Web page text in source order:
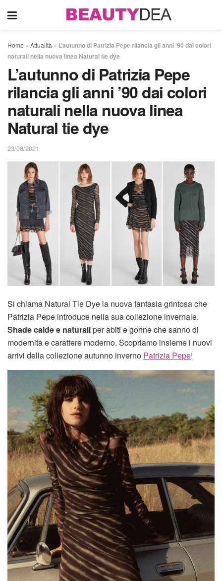
Home » Attualità » L’autunno di Patrizia Pepe rilancia gli anni ’90 dai colori
naturali nella nuova linea Natural tie dye
L’autunno di Patrizia Pepe
rilancia gli anni ’90 dai colori
naturali nella nuova linea
Natural tie dye
23/08/2021
Si chiama Natural Tie Dye la nuova fantasia grintosa che
Patrizia Pepe introduce nella sua collezione invernale.
Shade calde e naturaliper abiti e gonne che sanno di
modernità e carattere moderno. Scopriamo insieme i nuovi
arrivi della collezione autunno inverno Patrizia Pepe!